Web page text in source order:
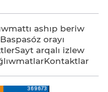
ashıp beriw
Baspasóz orayı
Sayt arqalı izlew
Kontaktlar